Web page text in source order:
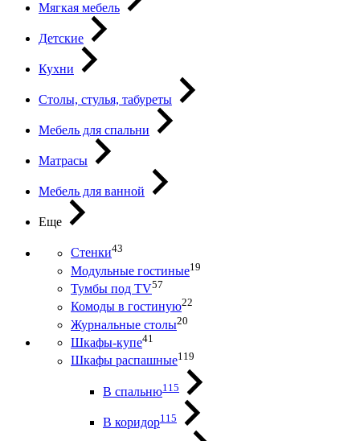
Мягкая мебель
Детские
Кухни
Столы, стулья, табуреты
Мебель для спальни
Матрасы
Мебель для ванной
Еще
Стенки43
Модульные гостиные19
Тумбы под ТV57
Комоды в гостиную22
Журнальные столы20
Шкафы-купе41
Шкафы распашные119
В спальню115
В коридор115